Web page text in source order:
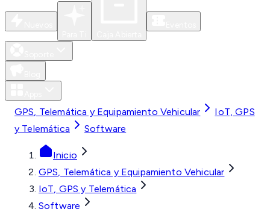
GPS, Telemática y Equipamiento Vehicular
IoT, GPS
y Telemática
Software
Inicio
GPS, Telemática y Equipamiento Vehicular
IoT, GPS y Telemática
Software